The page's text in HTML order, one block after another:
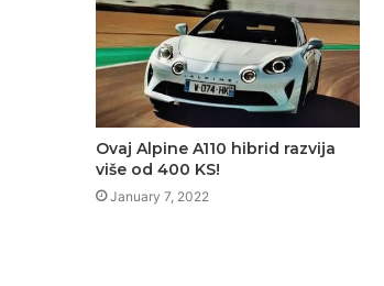
Ovaj Alpine A110 hibrid razvija
više od 400 KS!
January 7, 2022